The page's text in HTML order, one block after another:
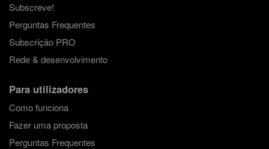
Subscreve!
Perguntas Frequentes
Subscrição PRO
Rede & desenvolvimento
Para utilizadores
Como funciona
Fazer uma proposta
Perguntas Frequentes